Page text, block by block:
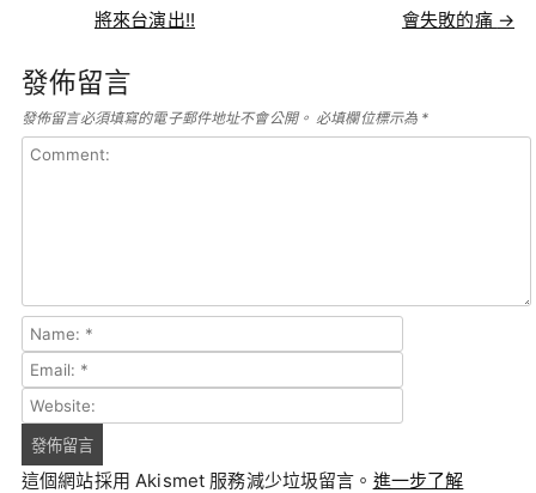
將來台演出!!
會失敗的痛 →
發佈留言
發佈留言必須填寫的電子郵件地址不會公開。 必填欄位標示為 *
這個網站採用 Akismet 服務減少垃圾留言。 進一步了解